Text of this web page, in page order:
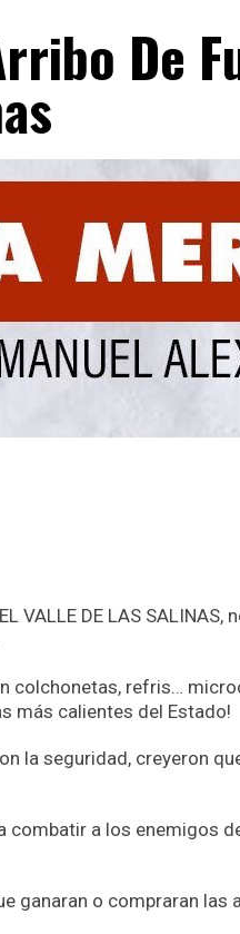
De
VALLE DE LAS
colchonetas, refris…
más calientes del Estado!
la seguridad, creyeron
combatir a los enemigos
ganaran o compraran las